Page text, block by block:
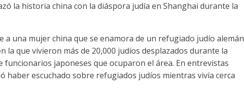
la historia china con la diáspora judía en Shanghai durante la
una mujer china que se enamora de un refugiado judío alemán
que vivieron más de 20,000 judíos desplazados durante la
japoneses que ocuparon el área. En entrevistas
haber escuchado sobre refugiados judíos mientras vivía cerca